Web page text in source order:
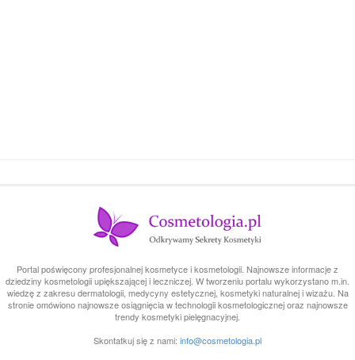
Portal poświęcony profesjonalnej kosmetyce i kosmetologii. Najnowsze informacje z
dziedziny kosmetologii upiększającej i leczniczej. W tworzeniu portalu wykorzystano m.in.
wiedzę z zakresu dermatologii, medycyny estetycznej, kosmetyki naturalnej i wizażu. Na
stronie omówiono najnowsze osiągnięcia w technologii kosmetologicznej oraz najnowsze
trendy kosmetyki pielęgnacyjnej.
Skontatkuj się z nami: info@cosmetologia.pl